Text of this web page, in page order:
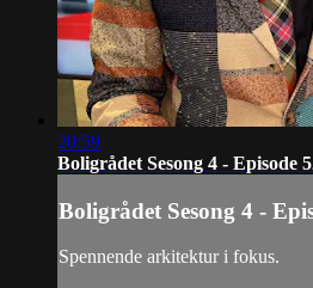
20:59
Boligrådet Sesong 4 - Episode
Boligrådet Sesong 4 -
Spennende arkitektur i fokus.